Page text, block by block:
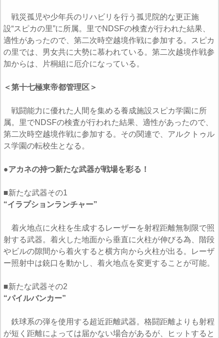
戦災孤児や少年兵のリハビリを行う孤児院的な更正施
設“スピカの里”に所属。里でNDSFの検査が行われた結果、
適性があったので、第二次時空越境作戦に参加する。スピカ
の里では、男女共に大勢に慕われている。第二次越境作戦参
加からは、片桐組に厄介になっている。
＜第十七極東帝都管理区＞
戦闘能力に優れた人間を集める養成施設スピカ学園に所
属。里でNDSFの検査が行われた結果、適性があったので、
第二次時空越境作戦に参加する。その関連で、アルクトゥル
ス学園の転校生となる。
●アカネの持つ新たな武器が戦場を彩る！
■新たな武器その1
“イラプションランチャー”
着火地点に火柱を生成するレーザーを射程距離無制限で照
射する武器。着火した地面から垂直に火柱が伸びる為、階段
やビルの隙間から着火すると横方向から火柱が出る。レーザ
ー照射中は銃口を動かし、着火地点を変更することが可能。
■新たな武器その2
“パイルバンカー”
鉄球系の弾を使用する超近距離武器。格闘距離よりも射程
が短く距離によっては届かない場合があるが、ヒットすると